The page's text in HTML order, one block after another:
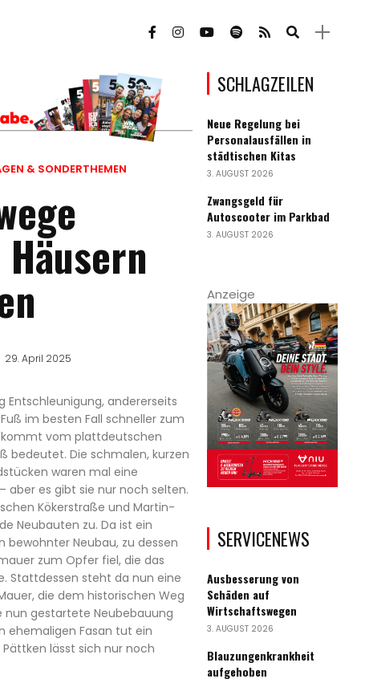
& SONDERTHEMEN
29. April 2025
Entschleunigung, andererseits
im besten Fall schneller zum
kommt vom plattdeutschen
bedeutet. Die schmalen, kurzen
waren mal eine
aber es gibt sie nur noch selten.
Kökerstraße und Martin-
Neubauten zu. Da ist ein
bewohnter Neubau, zu dessen
zum Opfer fiel, die das
Stattdessen steht da nun eine
die dem historischen Weg
nun gestartete Neubebauung
ehemaligen Fasan tut ein
lässt sich nur noch
SCHLAGZEILEN
Neue Regelung bei
Personalausfällen in
städtischen Kitas
3. AUGUST 2026
Zwangsgeld für
Autoscooter im Parkbad
3. AUGUST 2026
Anzeige
SERVICENEWS
Ausbesserung von
Schäden auf
Wirtschaftswegen
3. AUGUST 2026
Blauzungenkrankheit
aufgehoben